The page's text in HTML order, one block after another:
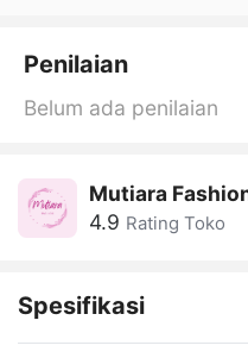
Penilaian
Belum ada penilaian
Mutiara
4.9 Rating Toko
Spesifikasi